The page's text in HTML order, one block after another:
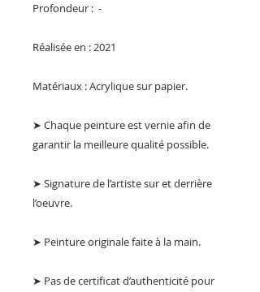
Profondeur : -
Réalisée en : 2021
Matériaux : Acrylique sur papier.
➤ Chaque peinture est vernie afin de
garantir la meilleure qualité possible.
➤ Signature de l’artiste sur et derrière
l’oeuvre.
➤ Peinture originale faite à la main.
➤ Pas de certificat d’authenticité pour